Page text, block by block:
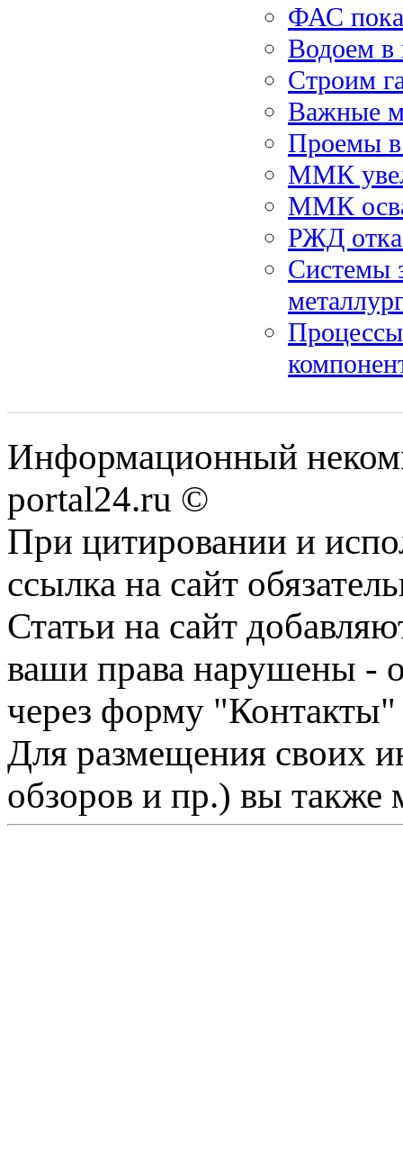
ФАС пока
Водоем в
Строим
Важные
Проемы в
ММК
ММК
РЖД
Системы
Информационный
portal24.ru ©
При цитировании и
ссылка на сайт
Статьи на сайт
ваши права нарушены -
через форму "Контакты"
Для размещения своих
обзоров и пр.) вы также